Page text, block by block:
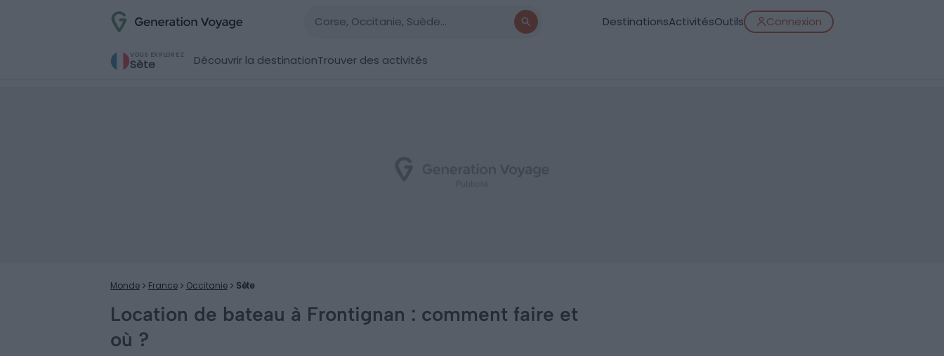
DestinationsActivitésOutils Connexion
VOUS EXPLOREZ
Sète Découvrir la destinationTrouver des activités
Monde France Occitanie Sète
Location de bateau à Frontignan : comment faire et
où ?